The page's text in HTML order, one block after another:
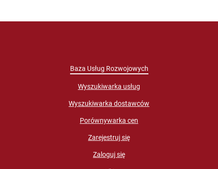
Baza Usług Rozwojowych
Wyszukiwarka usług
Wyszukiwarka dostawców
Porównywarka cen
Zarejestruj się
Zaloguj się